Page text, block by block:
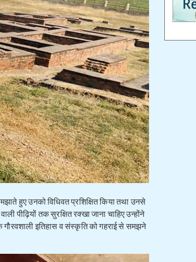
हुए उनको विधिवत प्रशिक्षित किया तथा उनसे
पीढ़ियों तक सुरक्षित रक्खा जाना चाहिए उन्होंने
गौरवशाली इतिहास व संस्कृति को गहराई से समझने